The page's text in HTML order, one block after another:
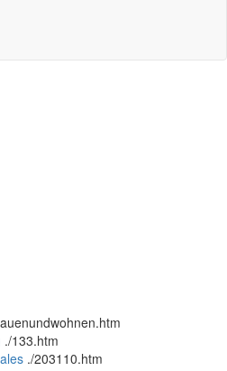
./133.htm
./203110.htm